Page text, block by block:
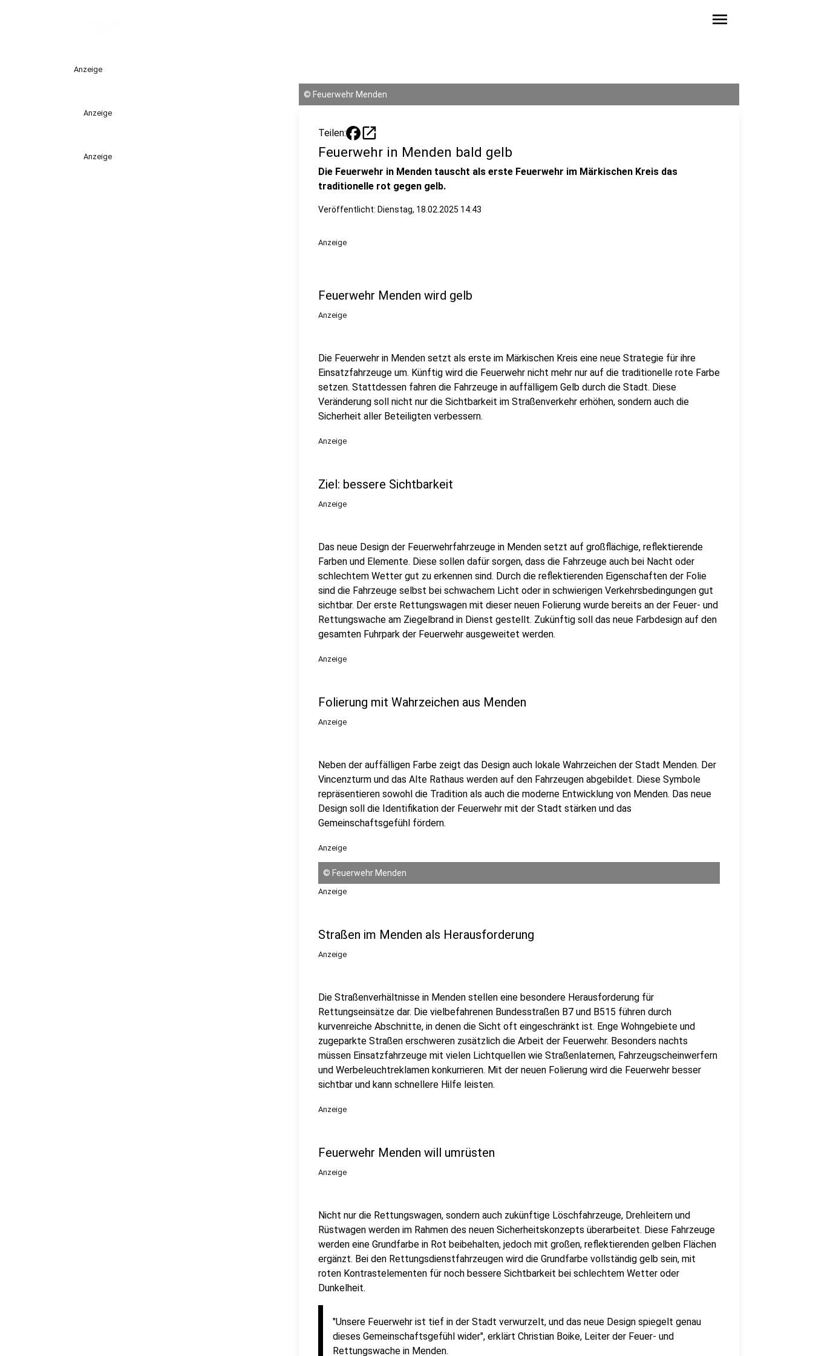
menu
Anzeige
Anzeige
Anzeige
© Feuerwehr Menden
Teilen: open_in_new
Feuerwehr in Menden bald gelb
Die Feuerwehr in Menden tauscht als erste Feuerwehr im Märkischen Kreis das
traditionelle rot gegen gelb.
Veröffentlicht: Dienstag, 18.02.2025 14:43
Anzeige
Feuerwehr Menden wird gelb
Anzeige
Die Feuerwehr in Menden setzt als erste im Märkischen Kreis eine neue Strategie für ihre
Einsatzfahrzeuge um. Künftig wird die Feuerwehr nicht mehr nur auf die traditionelle rote Farbe
setzen. Stattdessen fahren die Fahrzeuge in auffälligem Gelb durch die Stadt. Diese
Veränderung soll nicht nur die Sichtbarkeit im Straßenverkehr erhöhen, sondern auch die
Sicherheit aller Beteiligten verbessern.
Anzeige
Ziel: bessere Sichtbarkeit
Anzeige
Das neue Design der Feuerwehrfahrzeuge in Menden setzt auf großflächige, reflektierende
Farben und Elemente. Diese sollen dafür sorgen, dass die Fahrzeuge auch bei Nacht oder
schlechtem Wetter gut zu erkennen sind. Durch die reflektierenden Eigenschaften der Folie
sind die Fahrzeuge selbst bei schwachem Licht oder in schwierigen Verkehrsbedingungen gut
sichtbar. Der erste Rettungswagen mit dieser neuen Folierung wurde bereits an der Feuer- und
Rettungswache am Ziegelbrand in Dienst gestellt. Zukünftig soll das neue Farbdesign auf den
gesamten Fuhrpark der Feuerwehr ausgeweitet werden.
Anzeige
Folierung mit Wahrzeichen aus Menden
Anzeige
Neben der auffälligen Farbe zeigt das Design auch lokale Wahrzeichen der Stadt Menden. Der
Vincenzturm und das Alte Rathaus werden auf den Fahrzeugen abgebildet. Diese Symbole
repräsentieren sowohl die Tradition als auch die moderne Entwicklung von Menden. Das neue
Design soll die Identifikation der Feuerwehr mit der Stadt stärken und das
Gemeinschaftsgefühl fördern.
Anzeige
© Feuerwehr Menden
Anzeige
Straßen im Menden als Herausforderung
Anzeige
Die Straßenverhältnisse in Menden stellen eine besondere Herausforderung für
Rettungseinsätze dar. Die vielbefahrenen Bundesstraßen B7 und B515 führen durch
kurvenreiche Abschnitte, in denen die Sicht oft eingeschränkt ist. Enge Wohngebiete und
zugeparkte Straßen erschweren zusätzlich die Arbeit der Feuerwehr. Besonders nachts
müssen Einsatzfahrzeuge mit vielen Lichtquellen wie Straßenlaternen, Fahrzeugscheinwerfern
und Werbeleuchtreklamen konkurrieren. Mit der neuen Folierung wird die Feuerwehr besser
sichtbar und kann schnellere Hilfe leisten.
Anzeige
Feuerwehr Menden will umrüsten
Anzeige
Nicht nur die Rettungswagen, sondern auch zukünftige Löschfahrzeuge, Drehleitern und
Rüstwagen werden im Rahmen des neuen Sicherheitskonzepts überarbeitet. Diese Fahrzeuge
werden eine Grundfarbe in Rot beibehalten, jedoch mit großen, reflektierenden gelben Flächen
ergänzt. Bei den Rettungsdienstfahrzeugen wird die Grundfarbe vollständig gelb sein, mit
roten Kontrastelementen für noch bessere Sichtbarkeit bei schlechtem Wetter oder
Dunkelheit.
"Unsere Feuerwehr ist tief in der Stadt verwurzelt, und das neue Design spiegelt genau
dieses Gemeinschaftsgefühl wider", erklärt Christian Boike, Leiter der Feuer- und
Rettungswache in Menden.